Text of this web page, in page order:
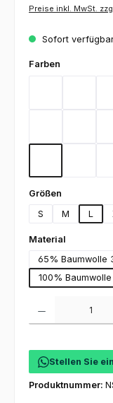
Preise inkl. MwSt.
Sofort
Farben
Größen
S
M L
Material
65% Baumwolle
100%
Stellen Sie
Produktnummer: